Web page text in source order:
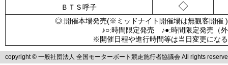
ＢＴＳ呼子 ◇
◎:開催本場発売(※ミッドナイト開催場は無観客
♪○:時間限定発売 ♪●:時間限定発売
※開催日程や進行時間等は当日変更にな
copyright © 一般社団法人 全国モーターボート競走施行者協議会 All rights